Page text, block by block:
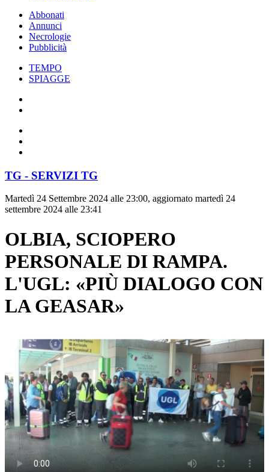
Abbonati
Annunci
Necrologie
Pubblicità
TEMPO
SPIAGGE
TG - SERVIZI TG
Martedì 24 Settembre 2024 alle 23:00, aggiornato martedì 24
settembre 2024 alle 23:41
OLBIA, SCIOPERO
PERSONALE DI RAMPA.
L'UGL: «PIÙ DIALOGO CON
LA GEASAR»